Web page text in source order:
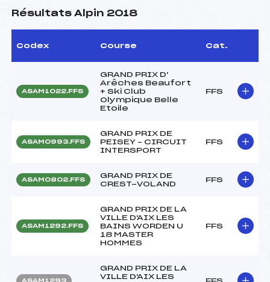
Résultats Alpin 2018
Codex Course Cat.
ASAM1022.FFS
GRAND PRIX D'
Arêches Beaufort
+ Ski Club
Olympique Belle
Etoile
FFS
ASAM0993.FFS
GRAND PRIX DE
PEISEY – CIRCUIT
INTERSPORT
FFS
ASAM0802.FFS
GRAND PRIX DE
CREST-VOLAND
FFS
ASAM1292.FFS
GRAND PRIX DE LA
VILLE D'AIX LES
BAINS WORDEN U
18 MASTER
HOMMES
FFS
ASAM1293
GRAND PRIX DE LA
VILLE D'AIX LES
FFS